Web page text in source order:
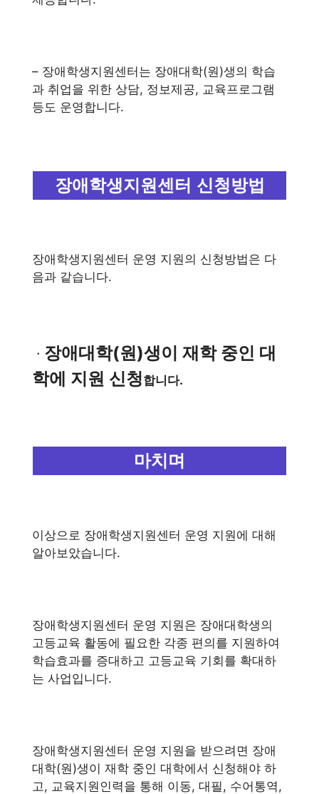
– 장애학생지원센터는 장애대학(원)생의 학습
과 취업을 위한 상담, 정보제공, 교육프로그램
등도 운영합니다.
장애학생지원센터 신청방법
장애학생지원센터 운영 지원의 신청방법은 다
음과 같습니다.
ㆍ 장애대학(원)생이 재학 중인 대
학에 지원 신청합니다.
마치며
이상으로 장애학생지원센터 운영 지원에 대해
알아보았습니다.
장애학생지원센터 운영 지원은 장애대학생의
고등교육 활동에 필요한 각종 편의를 지원하여
학습효과를 증대하고 고등교육 기회를 확대하
는 사업입니다.
장애학생지원센터 운영 지원을 받으려면 장애
대학(원)생이 재학 중인 대학에서 신청해야 하
고, 교육지원인력을 통해 이동, 대필, 수어통역,